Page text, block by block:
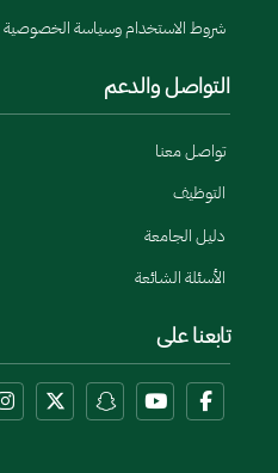
شروط الاستخدام وسياسة الخصوصية
التواصل والدعم
تواصل معنا
التوظيف
دليل الجامعة
الأسئلة الشائعة
تابعنا على